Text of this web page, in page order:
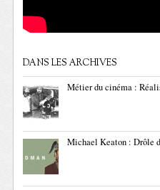
DANS LES ARCHIVES
Métier du cinéma :
Michael Keaton : Drôle